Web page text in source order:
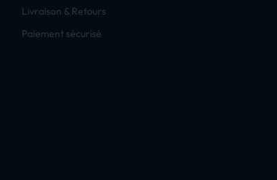
Livraison & Retours
Paiement sécurisé